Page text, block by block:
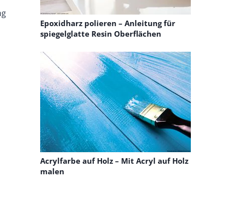
Epoxidharz polieren – Anleitung für
spiegelglatte Resin Oberflächen
Acrylfarbe auf Holz – Mit Acryl auf Holz
malen